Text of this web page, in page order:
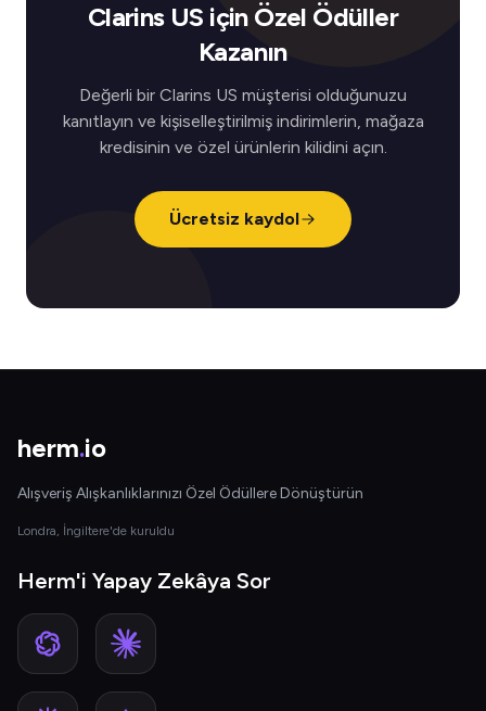
Clarins US için Özel Ödüller
Kazanın
Değerli bir Clarins US müşterisi olduğunuzu
kanıtlayın ve kişiselleştirilmiş indirimlerin, mağaza
kredisinin ve özel ürünlerin kilidini açın.
Ücretsiz kaydol
herm.io
Alışveriş Alışkanlıklarınızı Özel Ödüllere Dönüştürün
Londra, İngiltere'de kuruldu
Herm'i Yapay Zekâya Sor